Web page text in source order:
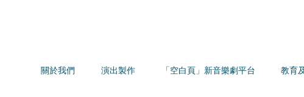
關於我們 演出製作 「空白頁」新音樂劇平台 教育